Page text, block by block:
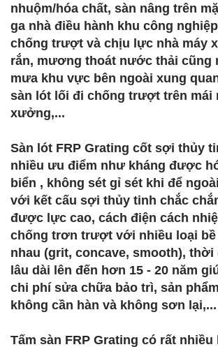
nhuộm/hóa chất, sàn nâng trên
ga nhà điều hành khu công
chống trượt và chịu lực nhà máy
rắn, mương thoát nước thải cũng
mưa khu vực bên ngoài xung
sàn lót lối đi chống trượt trên mái
xưởng,...
Sàn lót FRP Grating cốt sợi thủy
nhiều ưu điểm như kháng được
biển , không sét gỉ sét khi để
với kết cấu sợi thủy tinh chắc
được lực cao, cách điện cách
chống trơn trượt với nhiều loại bề
nhau (grit, concave, smooth),
lâu dài lên đến hơn 15 - 20 năm
chi phí sửa chữa bảo trì, sản
không cần hàn và không sơn lại,...
Tấm sàn FRP Grating có rất